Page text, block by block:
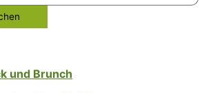
und Brunch